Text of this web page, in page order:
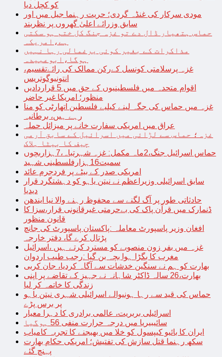
کو کچل دیا
مودی سرکار کی غنڈہ گردی؛ حریت رہنما جیل میں اور
سابق وزرائے اعلیٰ گھروں پر نظربند
حماس ہتھیار ڈال دے تو غزہ جنگ کل ختم ہو سکتی
ہے،امریکہ
مذاکرات کے بغیر کوئی یرغمالی رہا نہیں
ہوگا،ابوعبیدہ
غزہ پرسلامتی کونسل کےرکن ممالک کی رائےتقسیم،
انتونیوگوتریس
اقوام متحدہ میں فلسطینیوں کے حق میں 5 قراردادیں
منظور؛ امریکا غیر حاضر
غزہ میں حماس کی جگہ لینے کیلیے فلسطین اتھارٹی کو منا
رہے ہیں، برطانیہ
عراق میں امریکی سفارت خانے پر میزائل حملہ
غزہ؛ حماس سے لڑائی میں اسرائیل کے سابق آرمی
چیف کا بیٹا ہلاک
حماس اسرائیل جنگ،2ماہ مکمل: غزہ شہرتباہ،7ہزاربچوں
سمیت16ہزارفلسطینی شہید
امریکی صدر کے بیٹے پر فردجرم عائد
سابق اسرائیلی وزیراعظم نے نیتن یاہو کو دہشتگرد قرار
دیدیا
حادثاتی طور پر آگ لگنے سے محفوظ رہنے والا نیا ایندھن
ڈنمارک میں قرآن پاک کی بےحرمتی غیرقانونی قرار،سزا کا
قانون منظور
افغان وزیر پاسپورٹ معاملہ :پاکستان پاسپورٹ کی جانچ
پڑتال کرے گا، دفتر خارجہ
غزہ میں بفر زون منصوبے کو مسترد کرتے ہیں ،اسرائیل
مغرب کا بگڑا ہوا بچہ بن گیا :رجب طیب اردوان
بھارت کو ہم نے سنگین خدشات سے آگاہ کردیا، جان کربی
بھارت،26 سالہ ڈاکٹر شاہانہ نے جہیز کے تقاضے پر اپنی
زندگی کا خاتمہ کر لیا
حماس کی قید سے رہا ہونیوالے اسرائیلی شہری نیتن یاہو
پر برس پڑے
اسرائیلی بربریت، عالمی برادری کا دہرا معیار
سائیبیریا میں درجہ حرارت منفی 56 ہوگیا
ایران کا بائیو کیپسول کو خلا میں بھیجنے کا تجربہ کامیاب
سکھ رہنما قتل سازش کی تفتیش؛ امریکی حکام بھارت
پہنچ گئے